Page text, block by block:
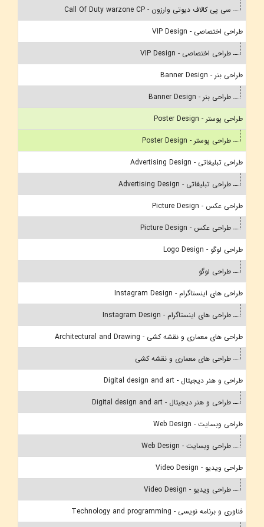
سی پی کالاف دیوتی وارزون - Call Of Duty warzone CP
طراحی اختصاصی - VIP Design
طراحی اختصاصی - VIP Design
طراحی بنر - Banner Design
طراحی بنر - Banner Design
طراحی پوستر - Poster Design
طراحی پوستر - Poster Design
طراحی تبلیغاتی - Advertising Design
طراحی تبلیغاتی - Advertising Design
طراحی عکس - Picture Design
طراحی عکس - Picture Design
طراحی لوگو - Logo Design
طراحی لوگو
طراحی های اینستاگرام - Instagram Design
طراحی های اینستاگرام - Instagram Design
طراحی های معماری و نقشه کشی - Architectural and Drawing
طراحی های معماری و نقشه کشی
طراحی و هنر دیجیتال - Digital design and art
طراحی و هنر دیجیتال - Digital design and art
طراحی وبسایت - Web Design
طراحی وبسایت - Web Design
طراحی ویدیو - Video Design
طراحی ویدیو - Video Design
فناوری و برنامه نویسی - Technology and programming